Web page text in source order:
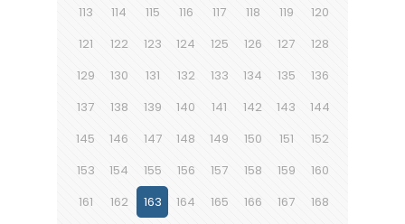
113 114 115 116 117 118 119
120
121
122 123 124 125 126 127
128
129
130 131 132 133 134 135
136
137
138 139 140 141 142 143
144
145
146 147 148 149 150 151
152
153
154 155 156 157 158 159
160
161
162 163 164 165 166 167
168